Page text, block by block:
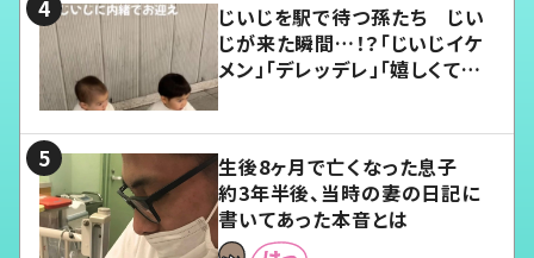
じいじを駅で待つ孫たち じい
じが来た瞬間…！？「じいじイケ
メン」「デレッデレ」「嬉しくて可
生後8ヶ月で亡くなった息子
約3年半後、当時の妻の日記に
書いてあった本音とは